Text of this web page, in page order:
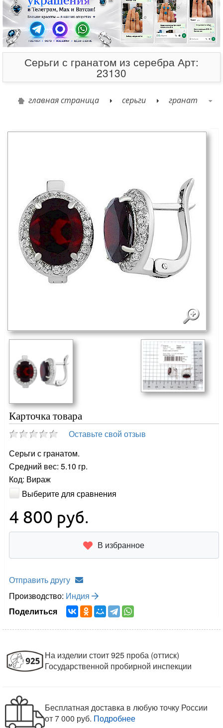
Серьги с гранатом из серебра Арт:
23130
главная страница серьги гранат
Карточка товара
Оставьте свой отзыв
Серьги с гранатом.
Средний вес: 5.10 гр.
Код: Вираж
Выберите для сравнения
4 800 руб.
В избранное
Отправить другу
Производство: Индия
Поделиться
На изделии стоит 925 проба (оттиск)
Государственной пробирной инспекции
Бесплатная доставка в любую точку России
от 7 000 руб. Подробнее